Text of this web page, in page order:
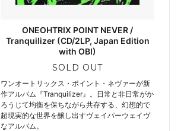
ONEOHTRIX POINT NEVER /
Tranquilizer (CD/2LP, Japan Edition
with OBI)
SOLD OUT
ワンオートリックス・ポイント・ネヴァーが新
作アルバム『Tranquilizer』。日常と非日常がか
ろうじて均衡を保ちながら共存する、幻想的で
超現実的な世界を醸し出すヴェイパーウェイヴ
なアルバム。